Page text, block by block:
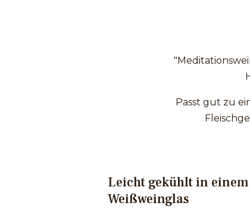
Passt gut zu
Leicht gekühlt in einem
Weißweinglas